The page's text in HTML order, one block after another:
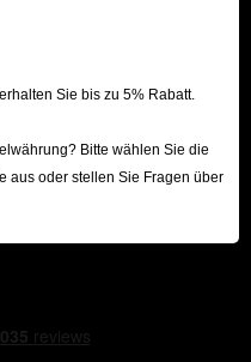
Sie bis zu 5% Rabatt.
Bitte wählen Sie die
aus oder stellen Sie Fragen über